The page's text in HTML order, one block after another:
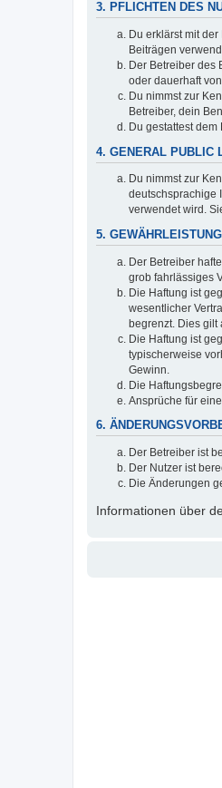
3. PFLICHTEN DES
Du erklärst mit
Beiträgen
Der Betreiber des
oder dauerhaft
Du nimmst zur
Betreiber, dein
Du gestattest
4. GENERAL PUBLIC
Du nimmst zur
deutschsprachige
verwendet wird.
5. GEWÄHRLEISTUNG
Der Betreiber
grob fahrlässiges
Die Haftung ist
wesentlicher
begrenzt. Dies gilt
Die Haftung ist
typischerweise
Gewinn.
Die
Ansprüche für
6.
Der Betreiber ist
Der Nutzer ist
Die Änderungen
Informationen über